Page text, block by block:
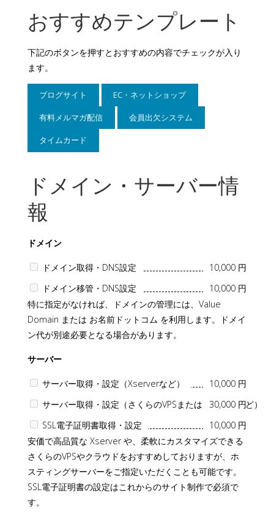
おすすめテンプレート
下記のボタンを押すとおすすめの内容でチェックが入り
ます。
ドメイン・サーバー情
報
ドメイン
ドメイン取得・DNS設定
10,000 円
ドメイン移管・DNS設定
10,000 円
特に指定がなければ、ドメインの管理には、Value
Domain または お名前ドットコム を利用します。ドメイ
ン代が別途必要となる場合があります。
サーバー
サーバー取得・設定（Xserverなど）
10,000 円
サーバー取得・設定（さくらのVPSまたはクラウドなど）
30,000 円
SSL電子証明書取得・設定
10,000 円
安価で高品質な Xserver や、柔軟にカスタマイズできる
さくらのVPSやクラウドをおすすめしておりますが、ホ
スティングサーバーをご指定いただくことも可能です。
SSL電子証明書の設定はこれからのサイト制作で必須で
す。